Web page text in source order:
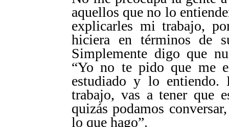
aquellos que no lo
explicarles mi trabajo,
hiciera en términos de
Simplemente digo que
“Yo no te pido que me
estudiado y lo entiendo.
trabajo, vas a tener que
quizás podamos
lo que hago”.